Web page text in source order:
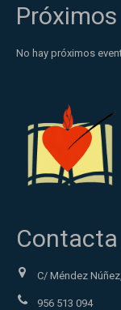
No hay próximos
C/ Méndez
956 513 094